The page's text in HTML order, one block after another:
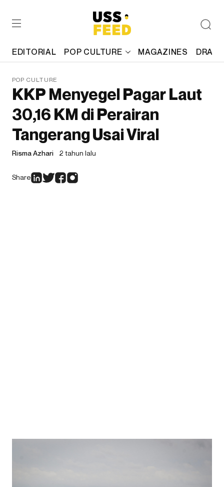
EDITORIAL POP CULTURE MAGAZINES
POP CULTURE
KKP Menyegel Pagar Laut
30,16 KM di Perairan
Tangerang Usai Viral
Risma Azhari 2 tahun lalu
Share